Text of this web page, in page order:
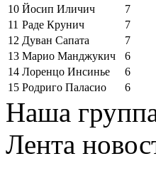
10 Йосип Иличич
7
11 Раде Крунич
7
12 Дуван Сапата
7
13 Марио Манджукич
6
14 Лоренцо Инсинье
6
15 Родриго Паласио 6
Наша
Лента